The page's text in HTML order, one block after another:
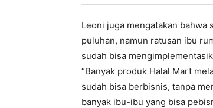
Leoni juga mengatakan bahwa
puluhan, namun ratusan ibu
sudah bisa
“Banyak produk Halal Mart
sudah bisa berbisnis, tanpa
banyak ibu-ibu yang bisa